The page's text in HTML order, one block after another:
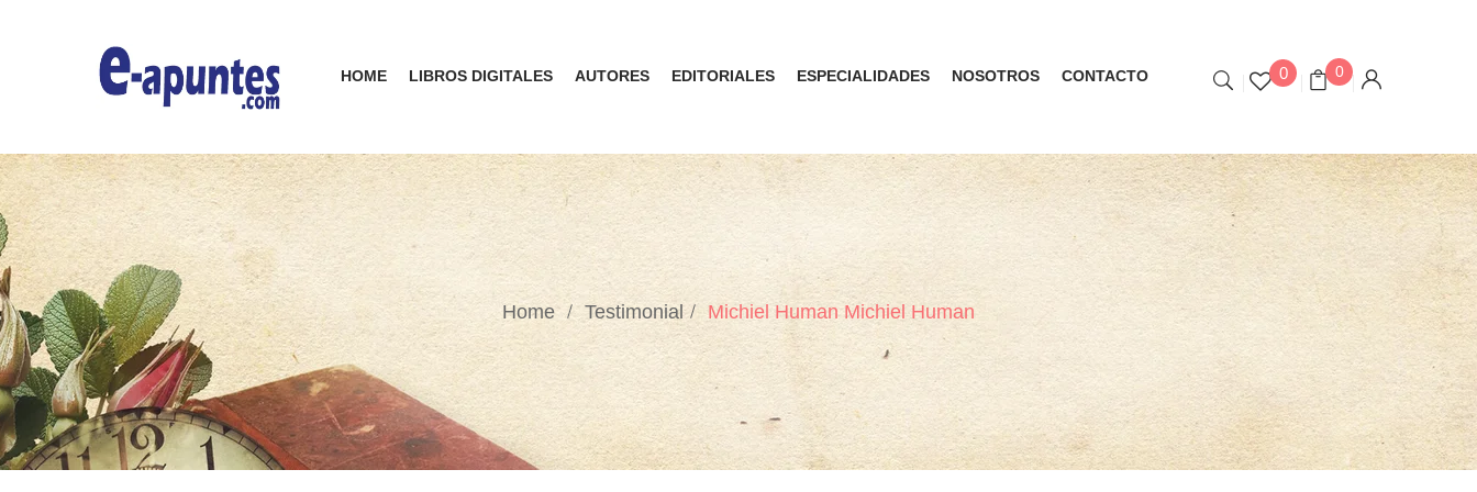
HOME LIBROS DIGITALES AUTORES EDITORIALES ESPECIALIDADES NOSOTROS CONTACTO 0 0
Home Testimonial Michiel Human Michiel Human